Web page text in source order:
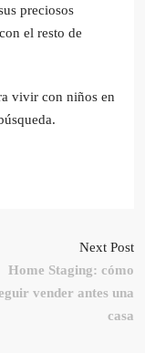
preciosos
el resto de
vivir con niños en
Next Post
Home Staging: cómo
vender antes una
casa